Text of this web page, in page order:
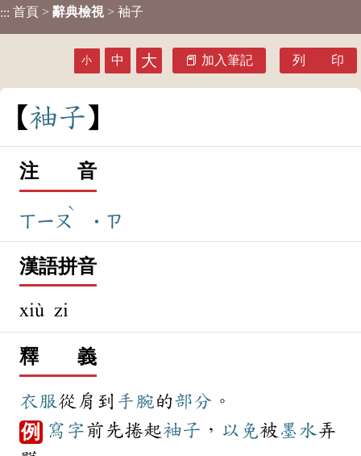
::: 首頁 > 辭典檢視 > 袖子
小 中 大 加入筆記 列 印
袖子
注 音
ㄒㄧㄡ
ˋ
˙ㄗ
漢語拼音
xiù zi
釋 義
衣服從肩到 手腕的部分 。
例 寫字前先捲起袖子 ， 以免被 墨水弄